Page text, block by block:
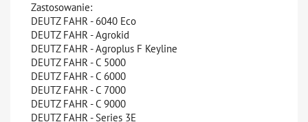
Zastosowanie:
DEUTZ FAHR - 6040 Eco
DEUTZ FAHR - Agrokid
DEUTZ FAHR - Agroplus F Keyline
DEUTZ FAHR - C 5000
DEUTZ FAHR - C 6000
DEUTZ FAHR - C 7000
DEUTZ FAHR - C 9000
DEUTZ FAHR - Series 3E